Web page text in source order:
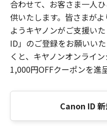
合わせて、お客さま一人
供いたします。皆さまが
ようキヤノンがご支援い
ID」のご登録をお願いい
くと、キヤノンオンライ
1,000円OFFクーポンを進
Canon ID